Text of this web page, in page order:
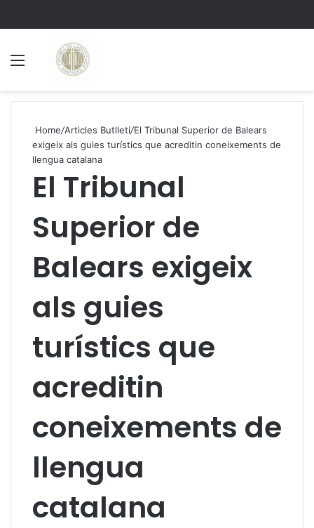
Home/Articles Butlletí/El Tribunal Superior de Balears
exigeix als guies turístics que acreditin coneixements de
llengua catalana
El Tribunal
Superior de
Balears exigeix
als guies
turístics que
acreditin
coneixements de
llengua
catalana